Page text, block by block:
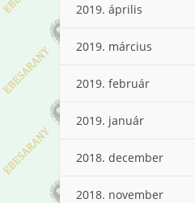
2019. április
2019. március
2019. február
2019. január
2018. december
2018. november